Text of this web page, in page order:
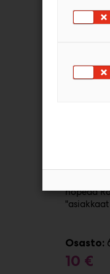
S I L V E
ERÄ
hopeaa
Osasto:
10 €